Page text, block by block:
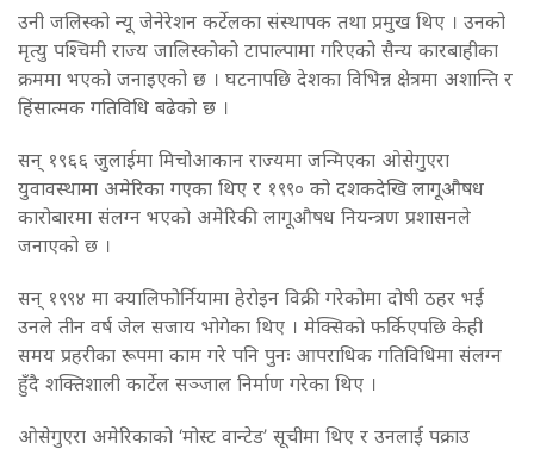
उनी जलिस्को न्यू जेनेरेशन कर्टेलका संस्थापक तथा प्रमुख थिए । उनको
मृत्यु पश्चिमी राज्य जालिस्कोको टापाल्पामा गरिएको सैन्य कारबाहीका
क्रममा भएको जनाइएको छ । घटनापछि देशका विभिन्न क्षेत्रमा अशान्ति र
हिंसात्मक गतिविधि बढेको छ ।
सन् १९६६ जुलाईमा मिचोआकान राज्यमा जन्मिएका ओसेगुएरा
युवावस्थामा अमेरिका गएका थिए र १९९० को दशकदेखि लागूऔषध
कारोबारमा संलग्न भएको अमेरिकी लागूऔषध नियन्त्रण प्रशासनले
जनाएको छ ।
सन् १९९४ मा क्यालिफोर्नियामा हेरोइन विक्री गरेकोमा दोषी ठहर भई
उनले तीन वर्ष जेल सजाय भोगेका थिए । मेक्सिको फर्किएपछि केही
समय प्रहरीका रूपमा काम गरे पनि पुनः आपराधिक गतिविधिमा संलग्न
हुँदै शक्तिशाली कार्टेल सञ्जाल निर्माण गरेका थिए ।
ओसेगुएरा अमेरिकाको ‘मोस्ट वान्टेड’ सूचीमा थिए र उनलाई पक्राउ